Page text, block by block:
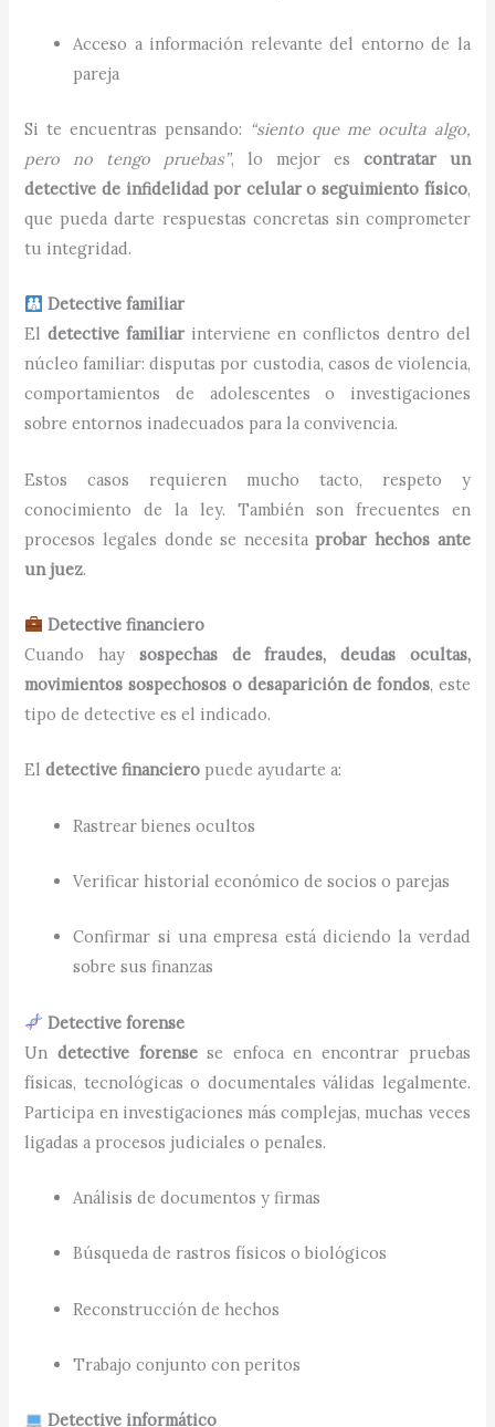
Acceso a información relevante del entorno de la
pareja
Si te encuentras pensando: “siento que me oculta algo,
pero no tengo pruebas”, lo mejor es contratar un
detective de infidelidad por celular o seguimiento físico,
que pueda darte respuestas concretas sin comprometer
tu integridad.
Detective familiar
Eldetective familiar interviene en conflictos dentro del
núcleo familiar: disputas por custodia, casos de violencia,
comportamientos de adolescentes o investigaciones
sobre entornos inadecuados para la convivencia.
Estos casos requieren mucho tacto, respeto y
conocimiento de la ley. También son frecuentes en
procesos legales donde se necesita probar hechos ante
un juez.
Detective financiero
Cuando hay sospechas de fraudes, deudas ocultas,
movimientos sospechosos o desaparición de fondos, este
tipo de detective es el indicado.
Eldetective financiero puede ayudarte a:
Rastrear bienes ocultos
Verificar historial económico de socios o parejas
Confirmar si una empresa está diciendo la verdad
sobre sus finanzas
Detective forense
Undetective forensese enfoca en encontrar pruebas
físicas, tecnológicas o documentales válidas legalmente.
Participa en investigaciones más complejas, muchas veces
ligadas a procesos judiciales o penales.
Análisis de documentos y firmas
Búsqueda de rastros físicos o biológicos
Reconstrucción de hechos
Trabajo conjunto con peritos
Detective informático